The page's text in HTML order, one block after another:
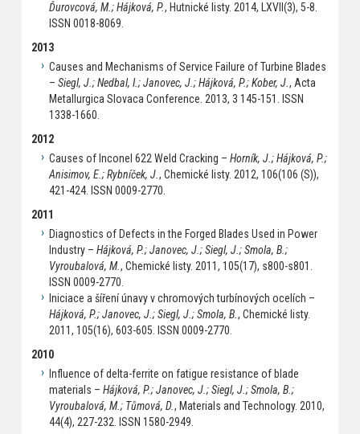
Ďurovcová, M.; Hájková, P., Hutnické listy. 2014, LXVII(3), 5-8.
ISSN 0018-8069.
2013
Causes and Mechanisms of Service Failure of Turbine Blades
– Siegl, J.; Nedbal, I.; Janovec, J.; Hájková, P.; Kober, J., Acta
Metallurgica Slovaca Conference. 2013, 3 145-151. ISSN
1338-1660.
2012
Causes of Inconel 622 Weld Cracking – Horník, J.; Hájková, P.;
Anisimov, E.; Rybníček, J., Chemické listy. 2012, 106(106 (S)),
421-424. ISSN 0009-2770.
2011
Diagnostics of Defects in the Forged Blades Used in Power
Industry – Hájková, P.; Janovec, J.; Siegl, J.; Smola, B.;
Vyroubalová, M., Chemické listy. 2011, 105(17), s800-s801.
ISSN 0009-2770.
Iniciace a šíření únavy v chromových turbínových ocelích –
Hájková, P.; Janovec, J.; Siegl, J.; Smola, B., Chemické listy.
2011, 105(16), 603-605. ISSN 0009-2770.
2010
Influence of delta-ferrite on fatigue resistance of blade
materials – Hájková, P.; Janovec, J.; Siegl, J.; Smola, B.;
Vyroubalová, M.; Tůmová, D., Materials and Technology. 2010,
44(4), 227-232. ISSN 1580-2949.